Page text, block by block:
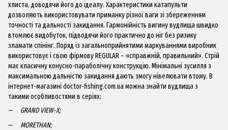
хлиста, доводячи його до ідеалу. Характеристики катапульти
дозволяють використовувати приманку різної ваги зі збереженням
точності та дальності закидання. Гармонійність вигину вудлища швидко
втомлює видобуток, підводячи його практично до ніг без ризику
зламати спінінг. Поряд із загальноприйнятими маркуваннями виробник
використовує і свою фірмову REGULAR – «справжній, правильний». Стрій
має класичну конусно-параболічну конструкцію. Мінімальні зусилля з
максимальною дальністю закидання дають змогу нівелювати втому. В
інтернет-магазині doctor-fishing.сom.uaможна знайти вудлища з
такими особливостями в серіях:
GRAND VIEW-X;
MORETHAN;